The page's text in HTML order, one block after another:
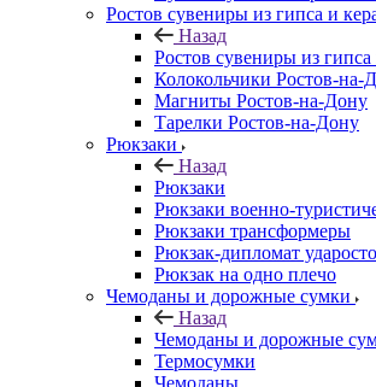
Ростов сувениры из гипса и
Назад
Ростов сувениры из
Колокольчики Ростов-на-
Магниты Ростов-на-Дону
Тарелки Ростов-на-Дону
Рюкзаки
Назад
Рюкзаки
Рюкзаки военно-
Рюкзаки трансформеры
Рюкзак-дипломат
Рюкзак на одно плечо
Чемоданы и дорожные сумки
Назад
Чемоданы и дорожные
Термосумки
Чемоданы